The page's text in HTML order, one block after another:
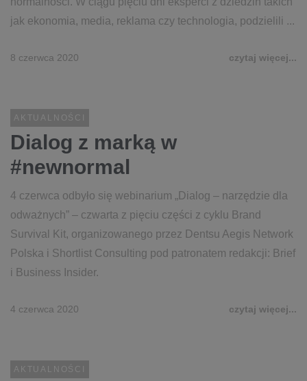
jak ekonomia, media, reklama czy technologia, podzielili ...
8 czerwca 2020 czytaj więcej...
AKTUALNOŚCI
Dialog z marką w
#newnormal
4 czerwca odbyło się webinarium „Dialog – narzędzie dla
odważnych” – czwarta z pięciu części z cyklu Brand
Survival Kit, organizowanego przez Dentsu Aegis Network
Polska i Shortlist Consulting pod patronatem redakcji: Brief
i Business Insider.
4 czerwca 2020 czytaj więcej...
AKTUALNOŚCI